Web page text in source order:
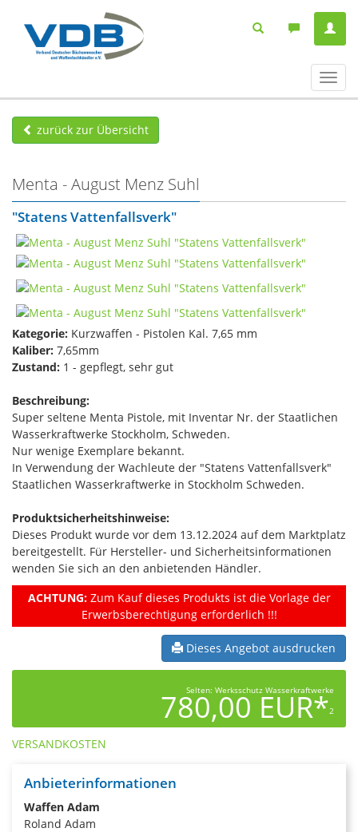
ein-/
zurück zur Übersicht
Menta - August Menz Suhl
"Statens Vattenfallsverk"
Kategorie: Kurzwaffen - Pistolen Kal. 7,65 mm
Kaliber: 7,65mm
Zustand: 1 - gepflegt, sehr gut
Beschreibung:
Super seltene Menta Pistole, mit Inventar Nr. der Staatlichen
Wasserkraftwerke Stockholm, Schweden.
Nur wenige Exemplare bekannt.
In Verwendung der Wachleute der "Statens Vattenfallsverk"
Staatlichen Wasserkraftwerke in Stockholm Schweden.
Produktsicherheitshinweise:
Dieses Produkt wurde vor dem 13.12.2024 auf dem Marktplatz
bereitgestellt. Für Hersteller- und Sicherheitsinformationen
wenden Sie sich an den anbietenden Händler.
ACHTUNG:Zum Kauf dieses Produkts ist die Vorlage der
Erwerbsberechtigung erforderlich !!!
Dieses Angebot ausdrucken
Selten: Werksschutz Wasserkraftwerke
780,00 EUR*2
VERSANDKOSTEN
Anbieterinformationen
Waffen Adam
Roland Adam